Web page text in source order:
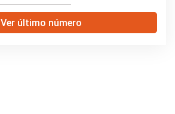
Ver último número